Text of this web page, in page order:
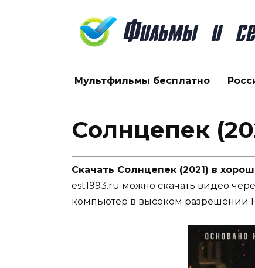
Мультфильмы бесплатно
Солнцепек
Скачать Солнцепек (2021) в
est1993.ru можно скачать видео
компьютер в высоком разрешении